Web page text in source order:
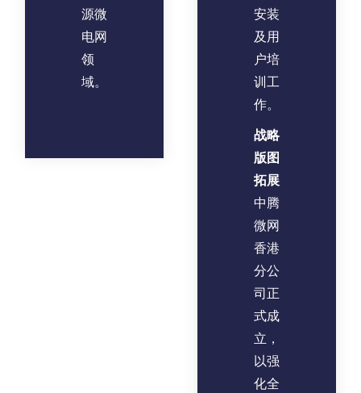
源微
电网
领
域。
安装
及用
户培
训工
作。
‌战略
版图
拓展
中腾
微网
香港
分公
司正
式成
立，
以强
化全